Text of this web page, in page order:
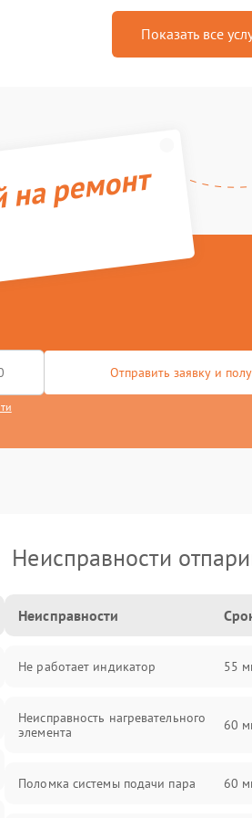
Показать все
ремонт
Отправить заявку и
Неисправности
Неисправности
Не работает индикатор 55
Неисправность нагревательного
элемента
60
Поломка системы подачи пара 60